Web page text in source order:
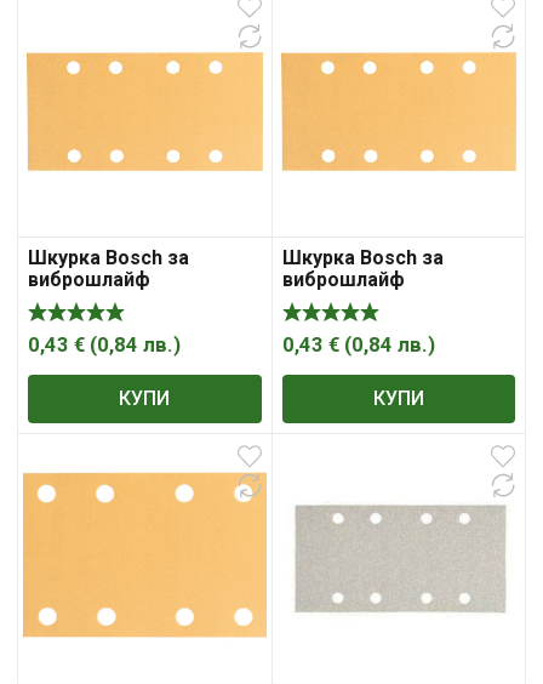
Шкурка Bosch за
виброшлайф
правоъгълна с 8 отвора
133×80 мм, P60, Best for
Wood and Paint C470
0,43 € (0,84 лв.)
КУПИ
Шкурка Bosch за
виброшлайф
правоъгълна с 8 отвора
133×80 мм, P80, Best for
Wood and Paint C470
0,43 € (0,84 лв.)
КУПИ